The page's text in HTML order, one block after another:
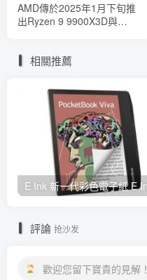
AMD傳於2025年1月下旬推
出Ryzen 9 9900X3D與
相關推薦
評論 抢沙发
歡迎您留下寶貴的見解！